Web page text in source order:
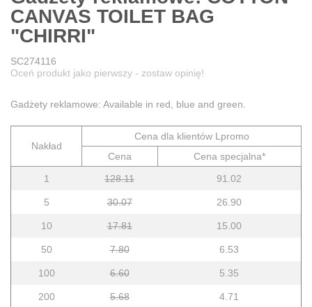
CANVAS TOILET BAG
"CHIRRI"
SC274116
Oceń produkt jako pierwszy - zostaw opinię!
Gadżety reklamowe: Available in red, blue and green.
Nakład
Cena dla klientów Lpromo
Cena
Cena specjalna*
1
128.11 91.02
5 30.07 26.90
10 17.81 15.00
50 7.80 6.53
100 6.60 5.35
200 5.68 4.71